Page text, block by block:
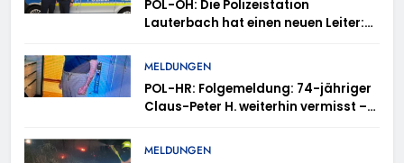
POL-OH: Die Polizeistation
Lauterbach hat einen neuen Leiter:
MELDUNGEN
POL-HR: Folgemeldung: 74-jähriger
Claus-Peter H. weiterhin vermisst –
MELDUNGEN